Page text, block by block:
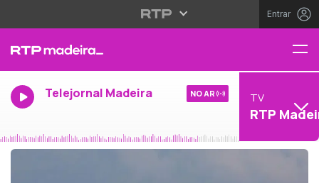
Entrar
Telejornal Madeira NO AR TV
RTP